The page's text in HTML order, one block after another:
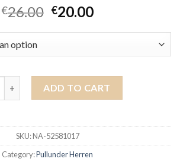
€26.00 €20.00
herren quantity
ADD TO CART
SKU:NA-52581017
Category:Pullunder Herren